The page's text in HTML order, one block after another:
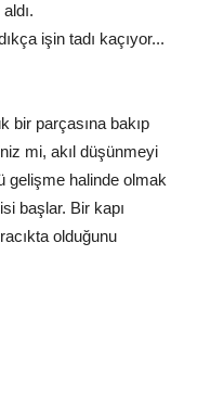
işin tadı kaçıyor...
bir parçasına bakıp
mi, akıl düşünmeyi
gelişme halinde olmak
başlar. Bir kapı
olduğunu